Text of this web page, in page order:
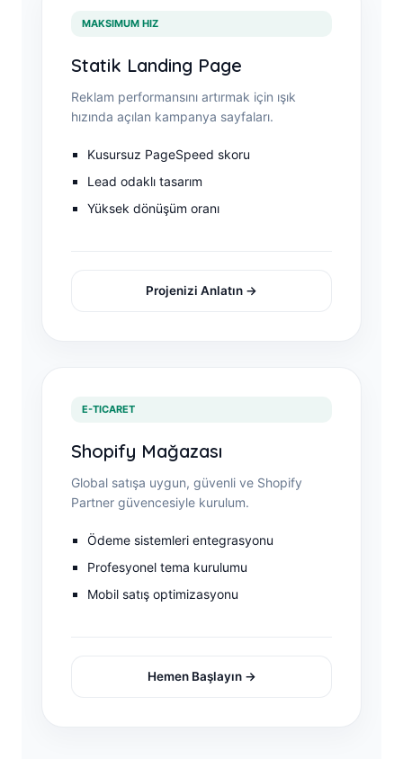
MAKSIMUM HIZ
Statik Landing Page
Reklam performansını artırmak için ışık
hızında açılan kampanya sayfaları.
Kusursuz PageSpeed skoru
Lead odaklı tasarım
Yüksek dönüşüm oranı
Projenizi Anlatın →
E-TICARET
Shopify Mağazası
Global satışa uygun, güvenli ve Shopify
Partner güvencesiyle kurulum.
Ödeme sistemleri entegrasyonu
Profesyonel tema kurulumu
Mobil satış optimizasyonu
Hemen Başlayın →